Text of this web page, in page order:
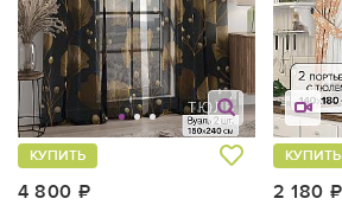
4 800
КУПИТЬ
2 180
КУПИТЬ